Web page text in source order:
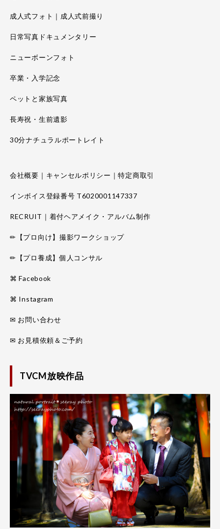
成人式フォト｜成人式前撮り
日常写真ドキュメンタリー
ニューボーンフォト
卒業・入学記念
ペットと家族写真
長寿祝・生前遺影
30分ナチュラルポートレイト
会社概要｜キャンセルポリシー｜特定商取引
インボイス登録番号 T6020001147337
RECRUIT｜着付ヘアメイク・アルバム制作
✏【プロ向け】撮影ワークショップ
✏【プロ養成】個人コンサル
⌘ Facebook
⌘ Instagram
✉ お問い合わせ
✉ お見積依頼＆ご予約
TVCM放映作品